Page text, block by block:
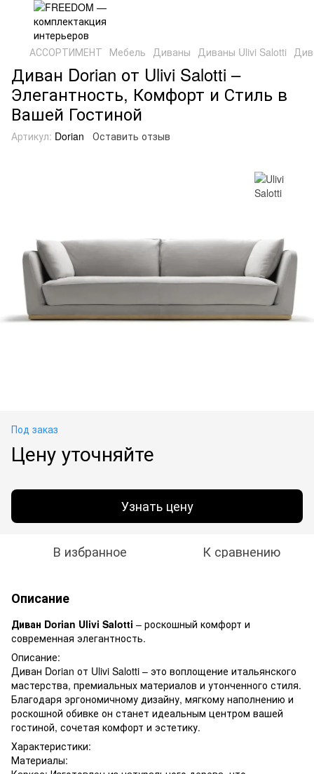
АССОРТИМЕНТ Мебель Диваны Диваны Ulivi Salotti
Диван Dorian от Ulivi Salotti –
Элегантность, Комфорт и Стиль в
Вашей Гостиной
Артикул: Dorian Оставить отзыв
Под заказ
Цену уточняйте
Узнать цену
В избранное К сравнению
Описание
Диван Dorian Ulivi Salotti – роскошный комфорт и
современная элегантность.
Описание:
Диван Dorian от Ulivi Salotti – это воплощение итальянского
мастерства, премиальных материалов и утонченного стиля.
Благодаря эргономичному дизайну, мягкому наполнению и
роскошной обивке он станет идеальным центром вашей
гостиной, сочетая комфорт и эстетику.
Характеристики:
Материалы: